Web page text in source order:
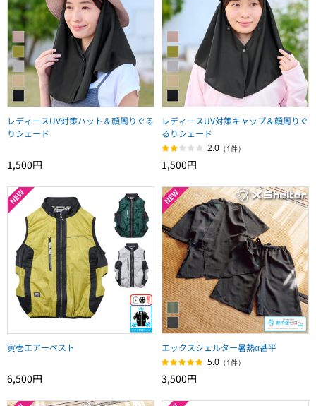
レディースUV対策ハット＆顔周りぐる
りシェード
1,500円
レディースUV対策キャップ＆顔周りぐ
るりシェード
2.0 （1件）
1,500円
寅壱エアーベスト
6,500円
エックスシェルター暑熱α甚平
5.0 （1件）
3,500円